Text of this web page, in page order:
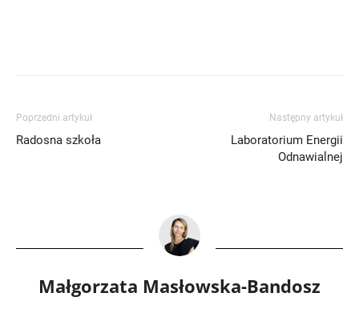
Poprzedni artykuł
Radosna szkoła
Następny artykuł
Laboratorium Energii
Odnawialnej
Małgorzata Masłowska-Bandosz